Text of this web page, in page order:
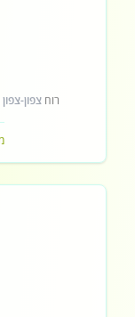
רוח צפון-